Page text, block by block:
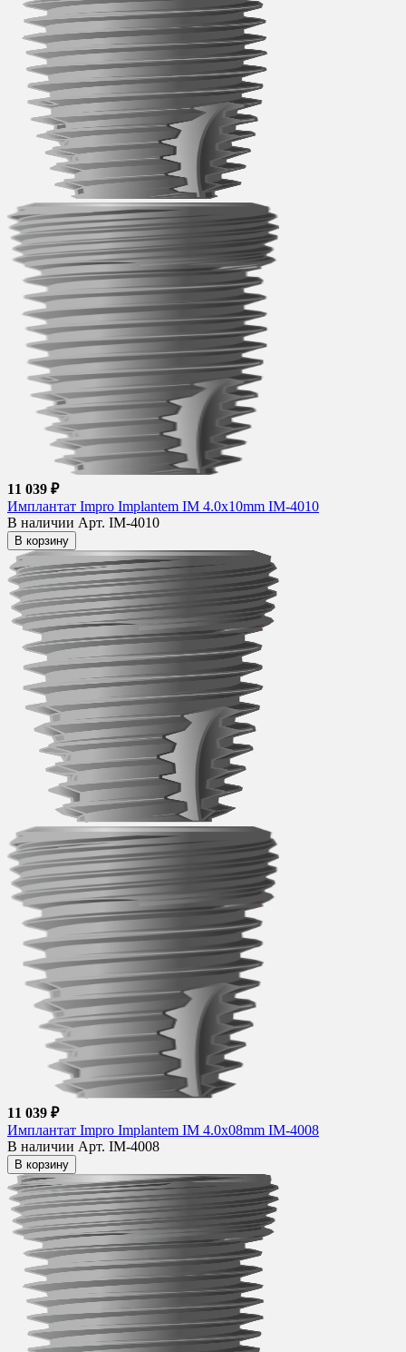
11 039 ₽
Имплантат Impro Implantem IM 4.0x10mm IM-4010
В наличии Арт. IM-4010
В корзину
11 039 ₽
Имплантат Impro Implantem IM 4.0x08mm IM-4008
В наличии Арт. IM-4008
В корзину